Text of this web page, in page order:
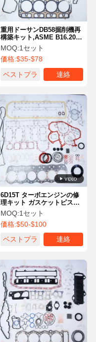
重用ドーサンDB58掘削機再
構築キット,ASME B16.20メ
タルガスケットとドーサン
掘削機エンジン部品の完全
な部品
MOQ:1セット
価格:$35-$78
ベストプラ
連絡
6D15T ターボエンジンの修
理キット ガスケットピスト
ンベアリングセット OE
ME999219
MOQ:1セット
価格:$50-$100
ベストプラ
連絡